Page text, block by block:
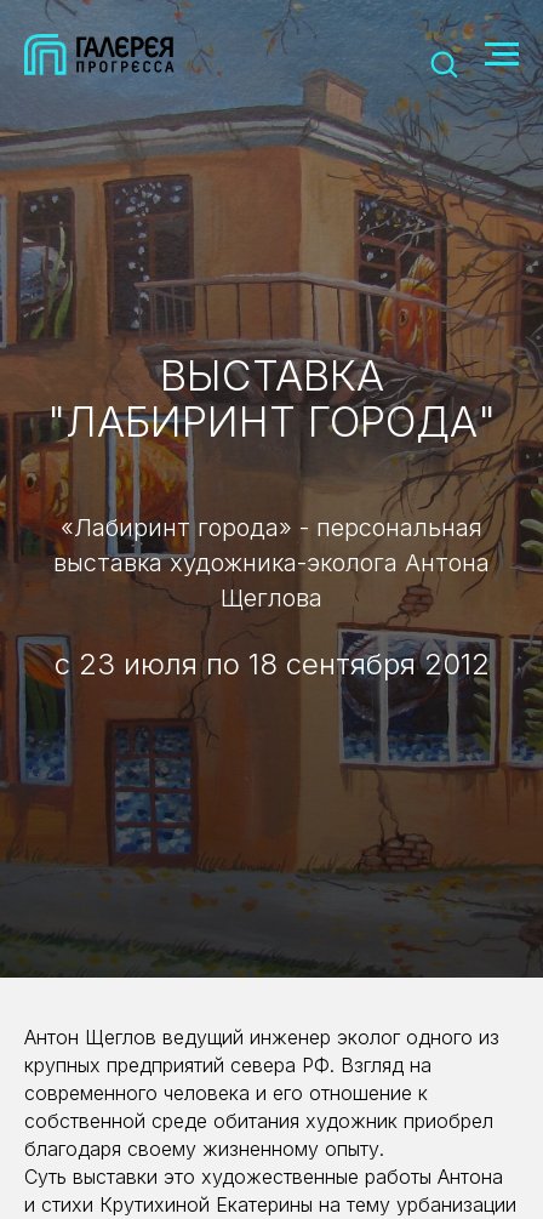
ВЫСТАВКА
"ЛАБИРИНТ ГОРОДА"
«Лабиринт города» - персональная
выставка художника-эколога Антона
Щеглова
с 23 июля по 18 сентября 2012
Антон Щеглов ведущий инженер эколог одного из
крупных предприятий севера РФ. Взгляд на
современного человека и его отношение к
собственной среде обитания художник приобрел
благодаря своему жизненному опыту.
Суть выставки это художественные работы Антона
и стихи Крутихиной Екатерины на тему урбанизации